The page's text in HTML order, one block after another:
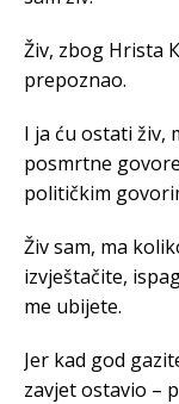
Živ, zbog Hrista
prepoznao.
I ja ću ostati živ,
posmrtne
političkim
Živ sam, ma
izvještačite,
me ubijete.
Jer kad god
zavjet ostavio –